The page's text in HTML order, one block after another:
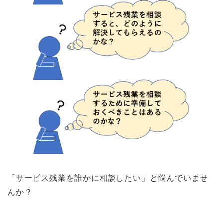
「サービス残業を誰かに相談したい」と悩んでいませ
んか？